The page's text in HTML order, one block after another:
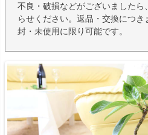
不良・破損などがございました
らせください。返品・交換につ
封・未使用に限り可能です。